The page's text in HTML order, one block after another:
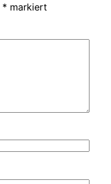
* markiert